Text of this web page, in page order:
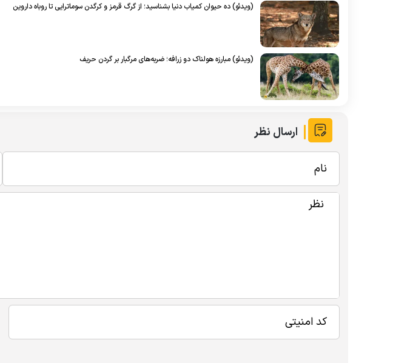
(ویدئو) ده حیوان کمیاب دنیا بشناسید؛ از گرگ قرمز و کرگدن سوماترایی تا روباه داروین
(ویدئو) مبارزه هولناک دو زرافه؛ ضربه‌‌های مرگبار بر گردن حریف
ارسال نظر